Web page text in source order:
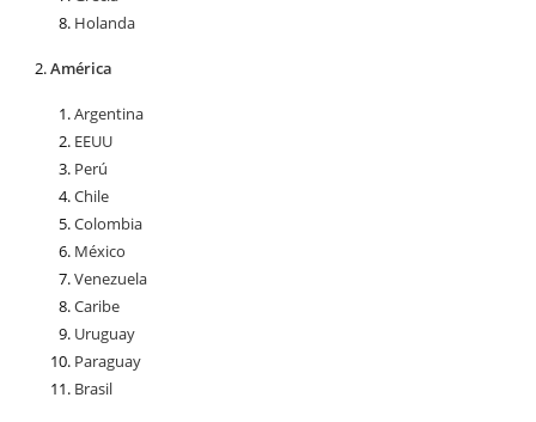
Holanda
América
Argentina
EEUU
Perú
Chile
Colombia
México
Venezuela
Caribe
Uruguay
Paraguay
Brasil